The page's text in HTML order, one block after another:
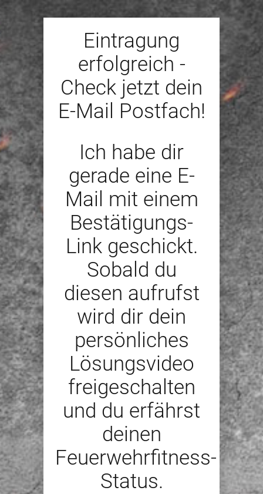
Eintragung
erfolgreich -
Check jetzt dein
E-Mail Postfach!
Ich habe dir
gerade eine E-
Mail mit einem
Bestätigungs-
Link geschickt.
Sobald du
diesen aufrufst
wird dir dein
persönliches
Lösungsvideo
freigeschalten
und du erfährst
deinen
Feuerwehrfitness-
Status.